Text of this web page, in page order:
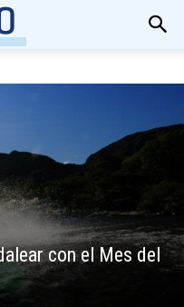
con el Mes del